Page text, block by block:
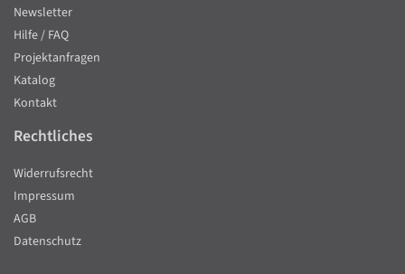
Newsletter
Hilfe / FAQ
Projektanfragen
Katalog
Kontakt
Rechtliches
Widerrufsrecht
Impressum
AGB
Datenschutz